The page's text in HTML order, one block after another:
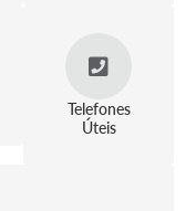
Telefones
Úteis